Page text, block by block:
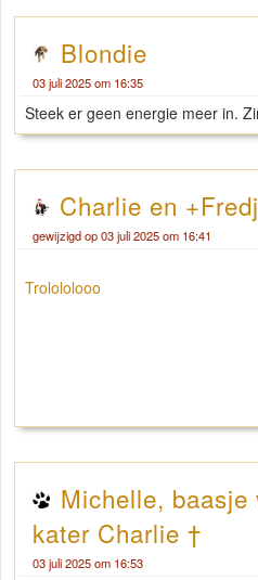
Blondie
03 juli 2025 om 16:35
Steek er geen energie meer in.
Charlie en
gewijzigd op 03 juli 2025 om 16:41
Trolololooo
Michelle, baasje
kater Charlie †
03 juli 2025 om 16:53